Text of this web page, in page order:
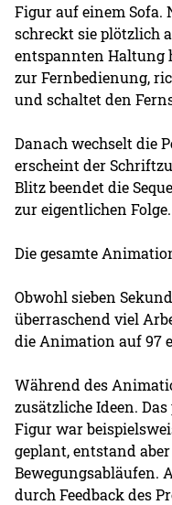
Figur auf einem Sofa.
schreckt sie plötzlich
entspannten Haltung
zur Fernbedienung,
und schaltet den
Danach wechselt die
erscheint der
Blitz beendet die
zur eigentlichen Folge.
Die gesamte
Obwohl sieben
überraschend viel
die Animation auf 97
Während des
zusätzliche Ideen.
Figur war
geplant, entstand
Bewegungsabläufen.
durch Feedback des